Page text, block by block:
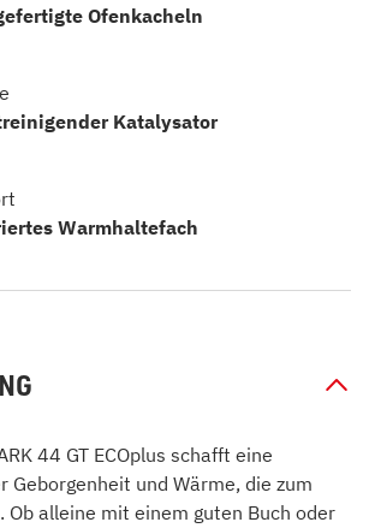
Ofenkacheln
Katalysator
Warmhaltefach
44 GT ECOplus schafft eine
Geborgenheit und Wärme, die zum
Ob alleine mit einem guten Buch oder